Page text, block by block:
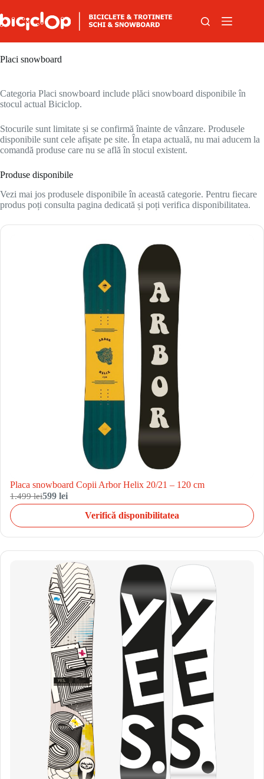
Placi snowboard
Categoria Placi snowboard include plăci snowboard disponibile în
stocul actual Biciclop.
Stocurile sunt limitate și se confirmă înainte de vânzare. Produsele
disponibile sunt cele afișate pe site. În etapa actuală, nu mai aducem la
comandă produse care nu se află în stocul existent.
Produse disponibile
Vezi mai jos produsele disponibile în această categorie. Pentru fiecare
produs poți consulta pagina dedicată și poți verifica disponibilitatea.
Placa snowboard Copii Arbor Helix 20/21 – 120 cm
1.499 lei599 lei
Verifică disponibilitatea